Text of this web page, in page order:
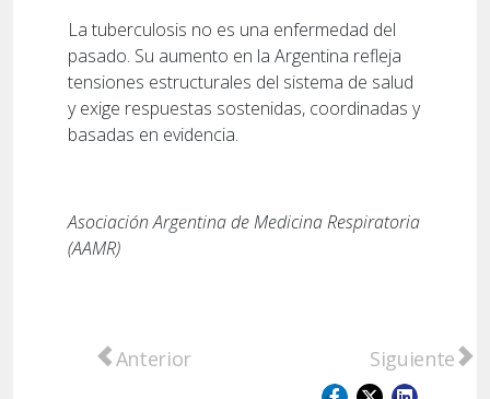
La tuberculosis no es una enfermedad del
pasado. Su aumento en la Argentina refleja
tensiones estructurales del sistema de salud
y exige respuestas sostenidas, coordinadas y
basadas en evidencia.
Asociación Argentina de Medicina Respiratoria
(AAMR)
Artículo anterior: Médula Ósea: 3 de cada
Anterior Artículo
Siguiente